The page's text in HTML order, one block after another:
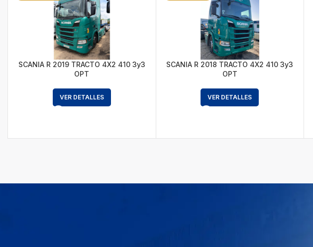
SCANIA R 2019 TRACTO 4X2 410 3y3
OPT
VER DETALLES
SCANIA R 2018 TRACTO 4X2 410 3y3
OPT
VER DETALLES